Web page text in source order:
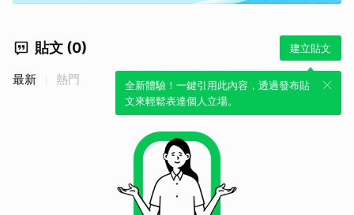
貼文 (0) 建立貼文
全新體驗！一鍵引用此內容，透過發布貼
文來輕鬆表達個人立場。
最新 熱門 取消